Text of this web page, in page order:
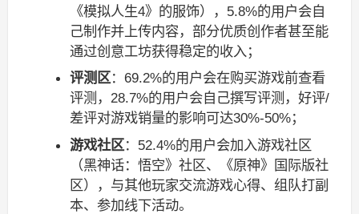
《模拟人生4》的服饰），5.8%的用户会自
己制作并上传内容，部分优质创作者甚至能
通过创意工坊获得稳定的收入；
评测区：69.2%的用户会在购买游戏前查看
评测，28.7%的用户会自己撰写评测，好评/
差评对游戏销量的影响可达30%-50%；
游戏社区：52.4%的用户会加入游戏社区
（黑神话：悟空》社区、《原神》国际版社
区），与其他玩家交流游戏心得、组队打副
本、参加线下活动。